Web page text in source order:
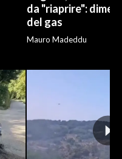
da "riaprire":
del gas
Mauro Madeddu